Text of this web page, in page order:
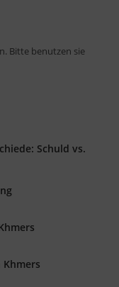
Bitte benutzen sie
Schuld vs.